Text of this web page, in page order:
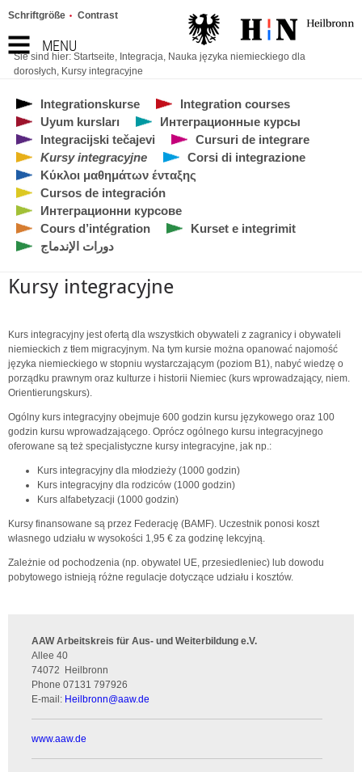
MENU
Schriftgröße Contrast
Sie sind hier: Startseite, Integracja, Nauka języka niemieckiego dla
dorosłych, Kursy integracyjne
Integrationskurse
Integration courses
Uyum kursları
Интеграционные курсы
Integracijski tečajevi
Cursuri de integrare
Kursy integracyjne
Corsi di integrazione
Κύκλοι μαθημάτων ένταξης
Cursos de integración
Интеграционни курсове
Cours d’intégration
Kurset e integrimit
دورات الإندماج
Kursy integracyjne
Kurs integracyjny jest ofertą dla wszystkich obywateli z zagranicy i obywateli
niemieckich z tłem migracyjnym. Na tym kursie można opanować najomość
języka niemieckiego w stopniu wystarczającym (poziom B1), nabyć wiedzę o
porządku prawnym oraz kulturze i historii Niemiec (kurs wprowadzający, niem.
Orientierungskurs).
Ogólny kurs integracyjny obejmuje 600 godzin kursu językowego oraz 100
godzin kursu wprowadzającego. Oprócz ogólnego kursu integracyjnego
oferowane są też specjalistyczne kursy integracyjne, jak np.:
Kurs integracyjny dla młodzieży (1000 godzin)
Kurs integracyjny dla rodziców (1000 godzin)
Kurs alfabetyzacji (1000 godzin)
Kursy finansowane są przez Federację (BAMF). Uczestnik ponosi koszt
własnego udziału w wysokości 1,95 € za godzinę lekcyjną.
Zależnie od pochodzenia (np. obywatel UE, przesiedleniec) lub dowodu
pobytowego istnieją różne regulacje dotyczące udziału i kosztów.
AAW Arbeitskreis für Aus- und Weiterbildung e.V.
Allee 40
74072
Heilbronn
Phone 07131 797926
E-mail: Heilbronn@aaw.de
www.aaw.de